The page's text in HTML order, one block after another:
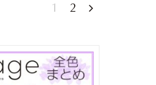
1 2 